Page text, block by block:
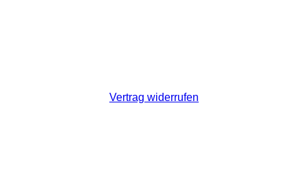
Vertrag widerrufen